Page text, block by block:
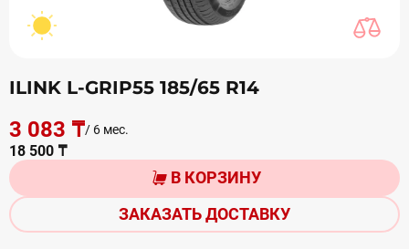
ILINK L-GRIP55 185/65 R14
3 083 ₸/ 6 мес.
18 500 ₸
В КОРЗИНУ
ЗАКАЗАТЬ ДОСТАВКУ